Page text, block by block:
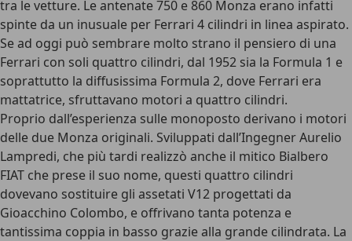
tra le vetture. Le antenate 750 e 860 Monza erano infatti
spinte da un inusuale per Ferrari 4 cilindri in linea aspirato.
Se ad oggi può sembrare molto strano il pensiero di una
Ferrari con soli quattro cilindri, dal 1952 sia la Formula 1 e
soprattutto la diffusissima Formula 2, dove Ferrari era
mattatrice, sfruttavano motori a quattro cilindri.
Proprio dall’esperienza sulle monoposto derivano i motori
delle due Monza originali. Sviluppati dall’Ingegner Aurelio
Lampredi, che più tardi realizzò anche il mitico Bialbero
FIAT che prese il suo nome, questi quattro cilindri
dovevano sostituire gli assetati V12 progettati da
Gioacchino Colombo, e offrivano tanta potenza e
tantissima coppia in basso grazie alla grande cilindrata. La